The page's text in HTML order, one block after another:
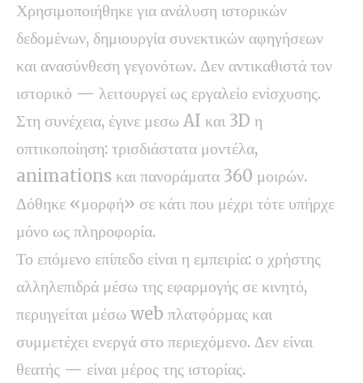
Χρησιμοποιήθηκε για ανάλυση ιστορικών
δεδομένων, δημιουργία συνεκτικών αφηγήσεων
και ανασύνθεση γεγονότων. Δεν αντικαθιστά τον
ιστορικό — λειτουργεί ως εργαλείο ενίσχυσης.
Στη συνέχεια, έγινε μεσω AI και 3D η
οπτικοποίηση: τρισδιάστατα μοντέλα,
animations και πανοράματα 360 μοιρών.
Δόθηκε «μορφή» σε κάτι που μέχρι τότε υπήρχε
μόνο ως πληροφορία.
Το επόμενο επίπεδο είναι η εμπειρία: ο χρήστης
αλληλεπιδρά μέσω της εφαρμογής σε κινητό,
περιηγείται μέσω web πλατφόρμας και
συμμετέχει ενεργά στο περιεχόμενο. Δεν είναι
θεατής — είναι μέρος της ιστορίας.